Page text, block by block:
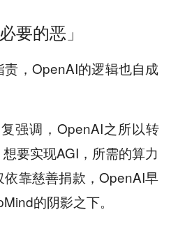
要的恶」
，OpenAI的逻辑也自成
强调，OpenAI之所以转
要实现AGI，所需的算力
靠慈善捐款，OpenAI早
的阴影之下。